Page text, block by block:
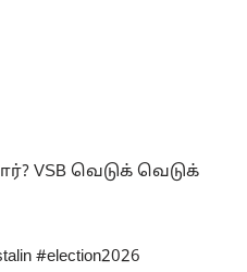
VSB வெடுக் வெடுக்
#election2026